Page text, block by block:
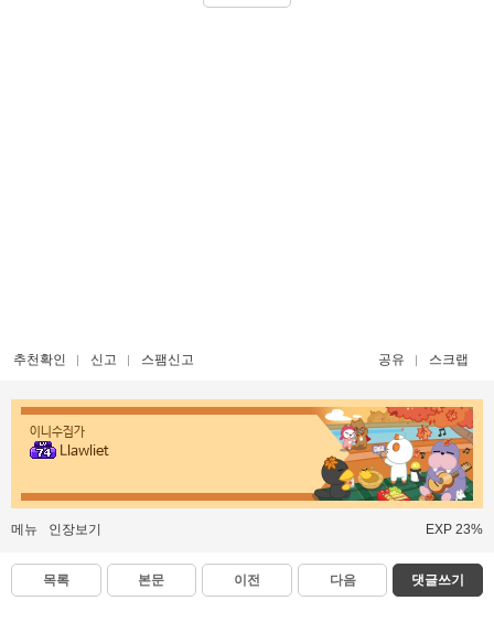
추천확인 신고 스팸신고 공유 스크랩
이니수집가
Llawliet
메뉴 인장보기 EXP 23%
목록 본문 이전 다음 댓글쓰기